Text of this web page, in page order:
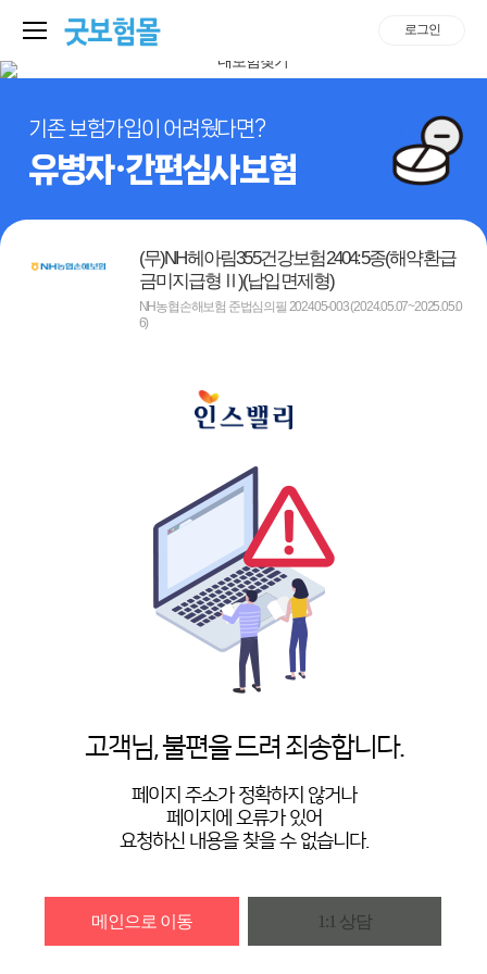
로그인
기존 보험가입이 어려웠다면?
유병자·간편심사보험
(무)NH헤아림355건강보험2404:5종(해약환급
금미지급형Ⅱ)(납입면제형)
NH농협손해보험 준법심의필 202405-003 (2024.05.07~2025.05.0
6)
고객님, 불편을 드려 죄송합니다.
페이지 주소가 정확하지 않거나
페이지에 오류가 있어
요청하신 내용을 찾을 수 없습니다.
메인으로 이동 1:1 상담